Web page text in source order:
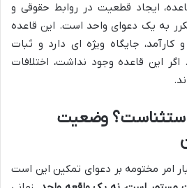
ایجاد قطعیت در روابط حقوقی و
به یک دعوای واحد است. این قاعده
کارآمد، جایگاه ویژه ای دارد و ثبات
این قاعده وجود نداشت، اختلافات
استثناست؟ وضعیت
امر مختومه بر دعوای تمکین این است